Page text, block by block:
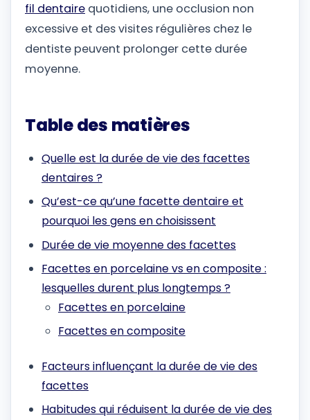
fil dentaire quotidiens, une occlusion non
excessive et des visites régulières chez le
dentiste peuvent prolonger cette durée
moyenne.
Table des matières
Quelle est la durée de vie des facettes
dentaires ?
Qu’est-ce qu’une facette dentaire et
pourquoi les gens en choisissent
Durée de vie moyenne des facettes
Facettes en porcelaine vs en composite :
lesquelles durent plus longtemps ?
Facettes en porcelaine
Facettes en composite
Facteurs influençant la durée de vie des
facettes
Habitudes qui réduisent la durée de vie des